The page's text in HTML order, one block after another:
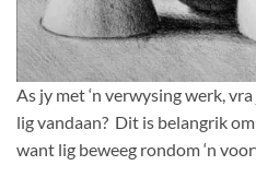
As jy met ‘n verwysing werk,
lig vandaan? Dit is belangrik
want lig beweeg rondom ‘n